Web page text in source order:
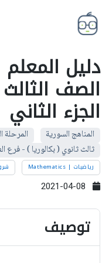
دليل المعلم
الصف الثالث
الجزء الثاني
المناهج السورية
المرحلة
ثالث ثانوي ( بكالوريا ) - فرع
رياضيات | Mathematics
توصيف